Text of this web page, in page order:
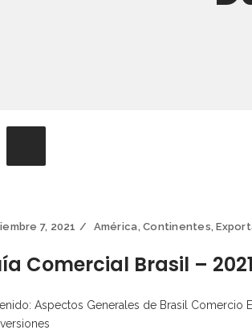
7, 2021 América,Continentes,
Comercial Brasil – 2021
Aspectos Generales de Brasil Comercio